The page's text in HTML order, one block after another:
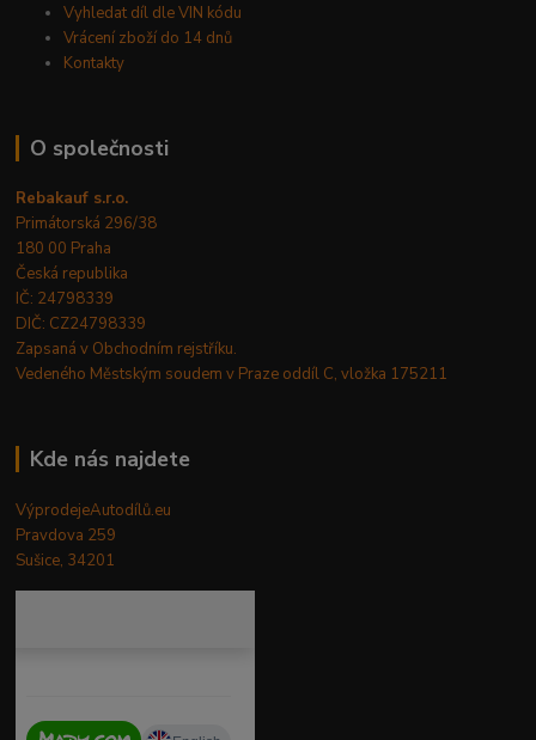
Vyhledat díl dle VIN kódu
Vrácení zboží do 14 dnů
Kontakty
O společnosti
Rebakauf s.r.o.
Primátorská 296/38
180 00 Praha
Česká republika
IČ: 24798339
DIČ: CZ24798339
Zapsaná v Obchodním rejstříku.
Vedeného Městským soudem v Praze oddíl C, vložka 175211
Kde nás najdete
VýprodejeAutodílů.eu
Pravdova 259
Sušice, 34201